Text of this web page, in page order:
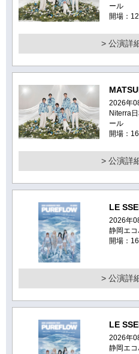
ール
開場：
> 公演詳
2026年
Niterra
ール
開場：
> 公演詳
LE
2026年
静岡エ
開場：
> 公演詳
LE
2026年
静岡エ